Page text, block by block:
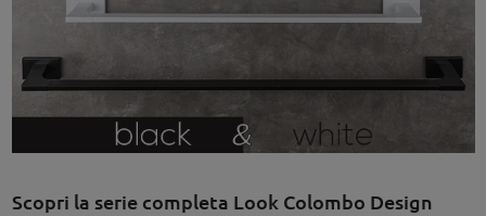
Scopri la serie completa Look Colombo Design